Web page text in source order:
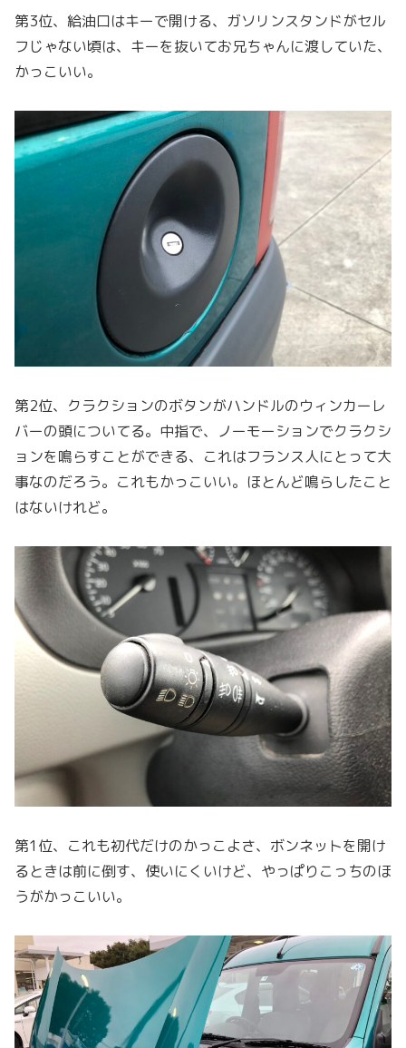
第3位、給油口はキーで開ける、ガソリンスタンドがセル
フじゃない頃は、キーを抜いてお兄ちゃんに渡していた、
かっこいい。
第2位、クラクションのボタンがハンドルのウィンカーレ
バーの頭についてる。中指で、ノーモーションでクラクシ
ョンを鳴らすことができる、これはフランス人にとって大
事なのだろう。これもかっこいい。ほとんど鳴らしたこと
はないけれど。
第1位、これも初代だけのかっこよさ、ボンネットを開け
るときは前に倒す、使いにくいけど、やっぱりこっちのほ
うがかっこいい。